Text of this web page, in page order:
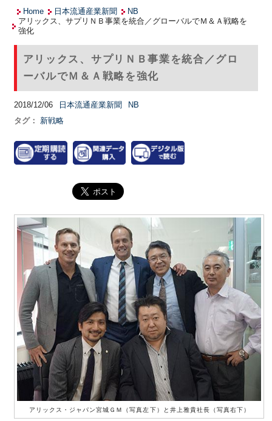
Home 日本流通産業新聞
NB
アリックス、サプリＮＢ事業を統合／グローバルでＭ＆Ａ戦略を
強化
アリックス、サプリＮＢ事業を統合／グロ
ーバルでＭ＆Ａ戦略を強化
2018/12/06 日本流通産業新聞
NB
タグ：
新戦略
アリックス・ジャパン宮城ＧＭ（写真左下）と井上雅貴社長（写真右下）